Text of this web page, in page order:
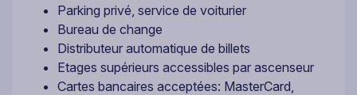
Parking privé, service de voiturier
Bureau de change
Distributeur automatique de billets
Etages supérieurs accessibles par ascenseur
Cartes bancaires acceptées: MasterCard,